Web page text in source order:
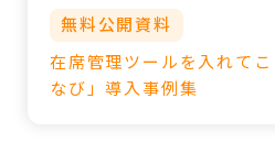
無料公開資料
在席管理ツールを入れて
なび」導入事例集